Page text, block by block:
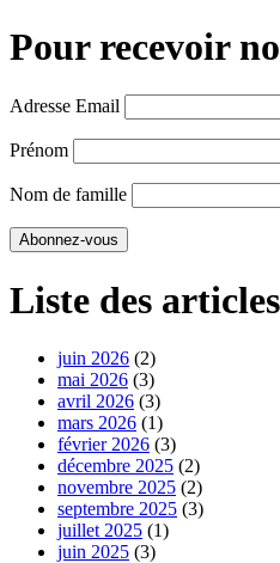
Pour recevoir
Adresse Email
Prénom
Nom de famille
Liste des articles
juin 2026 (2)
mai 2026 (3)
avril 2026 (3)
mars 2026 (1)
février 2026 (3)
décembre 2025 (2)
novembre 2025 (2)
septembre 2025 (3)
juillet 2025 (1)
juin 2025 (3)